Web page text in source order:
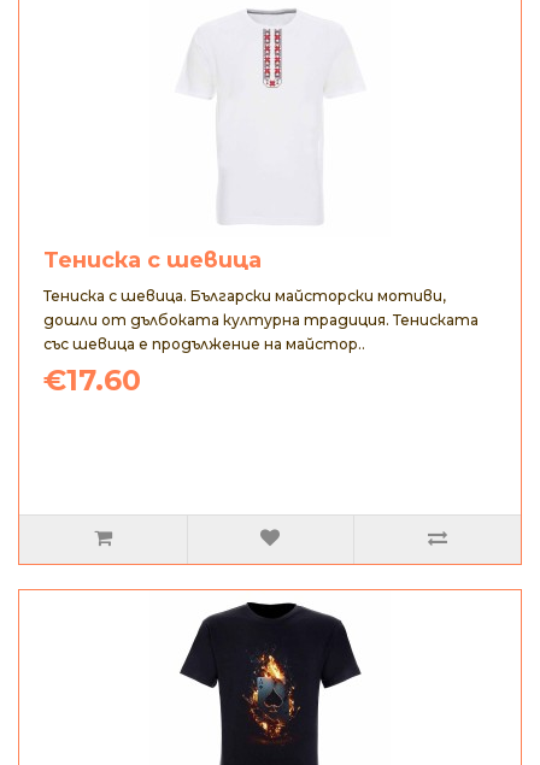
Тениска с шевица
Тениска с шевица. Български майсторски мотиви,
дошли от дълбоката културна традиция. Тениската
със шевица е продължение на майстор..
€17.60